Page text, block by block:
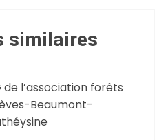
similaires
de l’association forêts
Beaumont-